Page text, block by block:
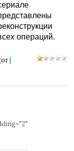
операций.
|